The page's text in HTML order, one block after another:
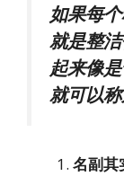
如果每
就是整
起来像
就可以称
名副其